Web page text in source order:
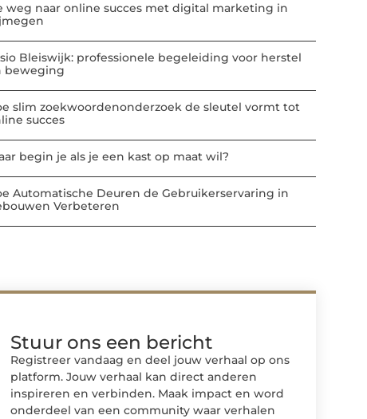
weg naar online succes met digital marketing in
Bleiswijk: professionele begeleiding voor herstel
beweging
slim zoekwoordenonderzoek de sleutel vormt tot
succes
begin je als je een kast op maat wil?
Automatische Deuren de Gebruikerservaring in
Verbeteren
Stuur ons een bericht
Registreer vandaag en deel jouw verhaal op ons
platform. Jouw verhaal kan direct anderen
inspireren en verbinden. Maak impact en word
onderdeel van een community waar verhalen